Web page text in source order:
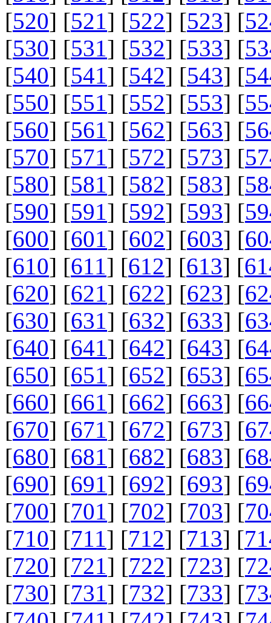
[520] [521] [522] [523] [
[530] [531] [532] [533] [
[540] [541] [542] [543] [
[550] [551] [552] [553] [
[560] [561] [562] [563] [
[570] [571] [572] [573] [
[580] [581] [582] [583] [
[590] [591] [592] [593] [
[600] [601] [602] [603] [
[610] [611] [612] [613] [
[620] [621] [622] [623] [
[630] [631] [632] [633] [
[640] [641] [642] [643] [
[650] [651] [652] [653] [
[660] [661] [662] [663] [
[670] [671] [672] [673] [
[680] [681] [682] [683] [
[690] [691] [692] [693] [
[700] [701] [702] [703] [
[710] [711] [712] [713] [
[720] [721] [722] [723] [
[730] [731] [732] [733] [